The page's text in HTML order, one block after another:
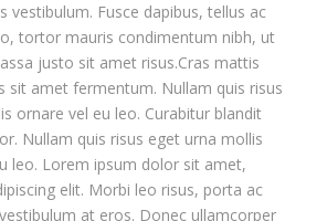
vestibulum. Fusce dapibus, tellus ac
tortor mauris condimentum nibh, ut
justo sit amet risus.Cras mattis
sit amet fermentum. Nullam quis risus
ornare vel eu leo. Curabitur blandit
Nullam quis risus eget urna mollis
leo. Lorem ipsum dolor sit amet,
elit. Morbi leo risus, porta ac
at eros. Donec ullamcorper